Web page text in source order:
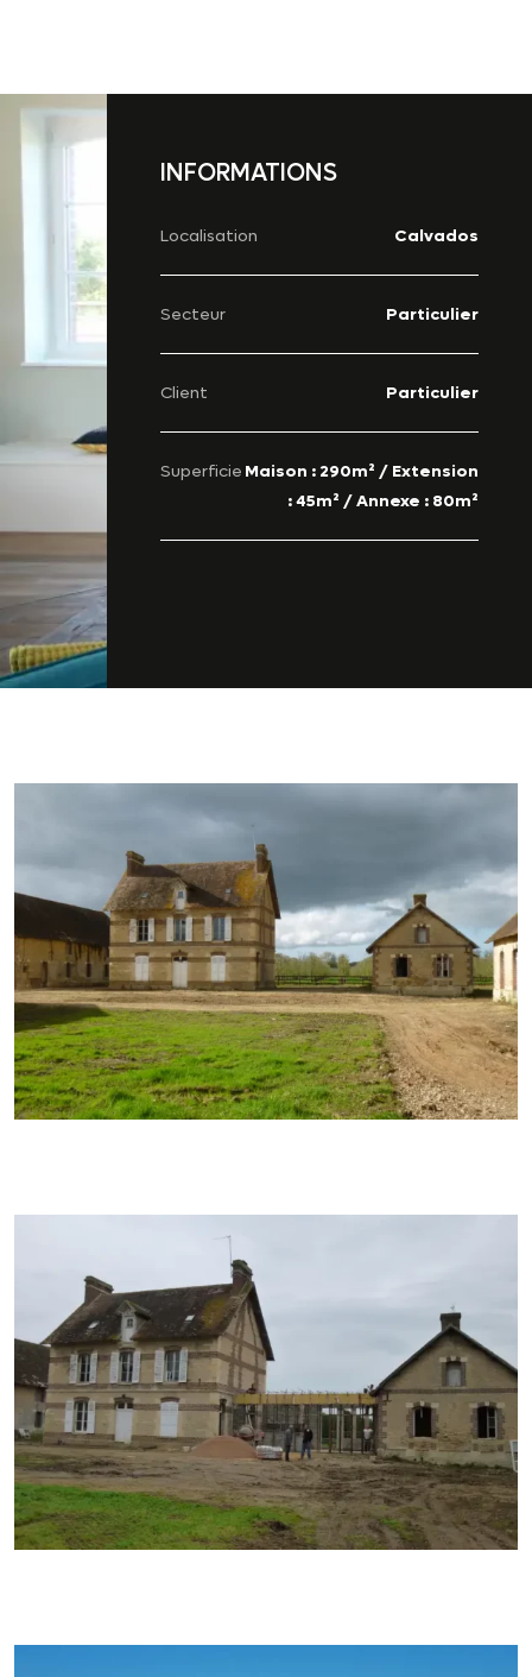
INFORMATIONS
Localisation Calvados
Secteur Particulier
Client Particulier
Superficie Maison : 290m² / Extension
: 45m² / Annexe : 80m²